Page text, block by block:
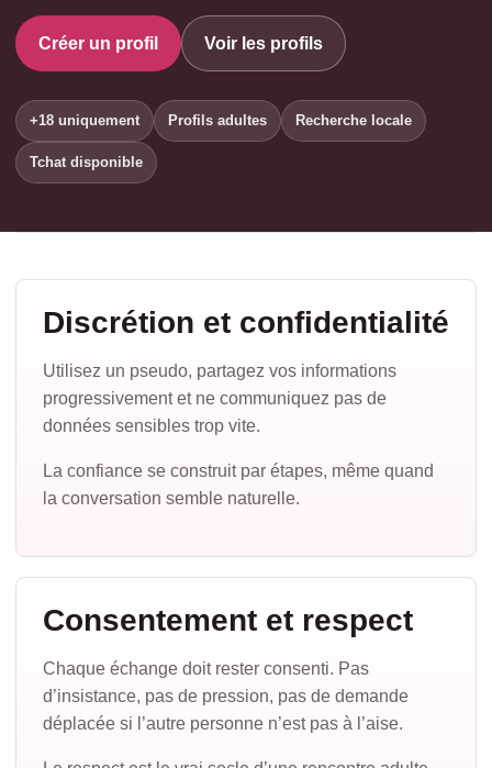
Créer un profil Voir les profils
+18 uniquement Profils adultes Recherche locale
Tchat disponible
Discrétion et confidentialité
Utilisez un pseudo, partagez vos informations
progressivement et ne communiquez pas de
données sensibles trop vite.
La confiance se construit par étapes, même quand
la conversation semble naturelle.
Consentement et respect
Chaque échange doit rester consenti. Pas
d’insistance, pas de pression, pas de demande
déplacée si l’autre personne n’est pas à l’aise.